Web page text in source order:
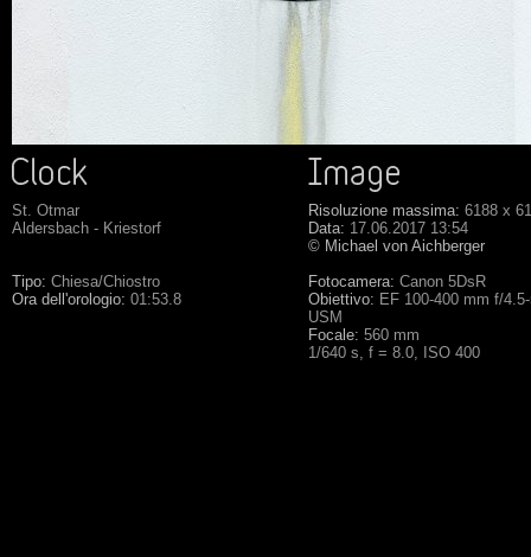
St. Otmar
Aldersbach - Kriestorf
Tipo: Chiesa/Chiostro
Ora dell'orologio: 01:53.8
Risoluzione massima: 6188 x
Data: 17.06.2017 13:54
© Michael von Aichberger
Fotocamera: Canon 5DsR
Obiettivo: EF 100-400 mm f/
USM
Focale: 560 mm
1/640 s, f = 8.0, ISO 400